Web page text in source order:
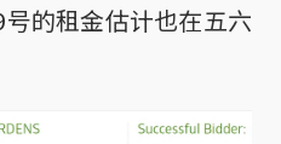
的租金估计也在五六